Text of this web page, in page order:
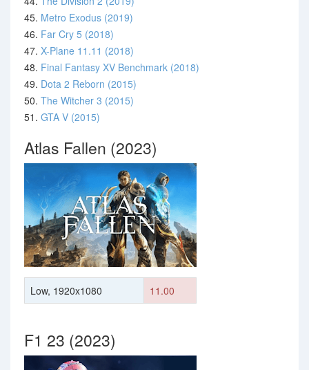
45. Metro Exodus (2019)
46. Far Cry 5 (2018)
47. X-Plane 11.11 (2018)
48. Final Fantasy XV Benchmark (2018)
49. Dota 2 Reborn (2015)
50. The Witcher 3 (2015)
51. GTA V (2015)
Atlas Fallen (2023)
Low, 1920x1080 11.00
F1 23 (2023)